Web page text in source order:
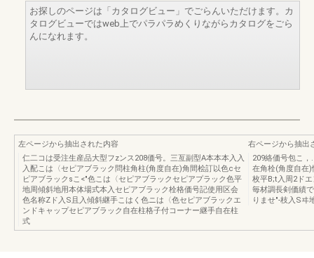
お探しのページは「カタログビュー」でごらんいただけます。カ
タログビューではweb上でパラパラめくりながらカタログをごら
んになれます。
左ページから抽出された内容
仁二コは受注生産品大型フzンス208価号。三亙副型A本本本入入
入配こは〈セピアブラック問柱角柱(角度自在)角間桧訂以色cセ
ピアブラックsこ<"色こは〈セピアブラックセピアプラック色平
地周傾斜地用本体場式本入セピアブラック栓格価号記使用区会
色名称Zド入S且入傾斜継手こはく色ニは〈色セピアブラックエ
ンドキャップセピアブラック自在柱格子付コーナー継手自在柱
式
右ページから抽出
209絡価号包こ
在角栓(角度自在
枚平B;t入周2ド
毎材調長剣価績
りませ"-枝入Sヰ